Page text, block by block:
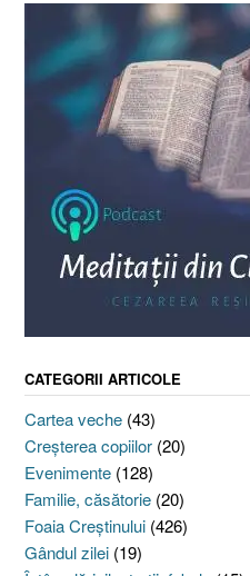
CATEGORII ARTICOLE
Cartea veche (43)
Creşterea copiilor (20)
Evenimente (128)
Familie, căsătorie (20)
Foaia Creştinului (426)
Gândul zilei (19)